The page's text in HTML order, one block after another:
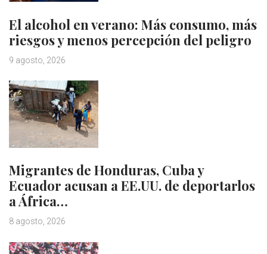
El alcohol en verano: Más consumo, más
riesgos y menos percepción del peligro
9 agosto, 2026
Migrantes de Honduras, Cuba y
Ecuador acusan a EE.UU. de deportarlos
a África…
8 agosto, 2026